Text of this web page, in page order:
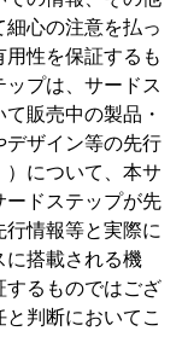
心の注意を払っ
性を保証するも
プは、サードス
販売中の製品・
ザイン等の先行
について、本サ
ドステップが先
情報等と実際に
に搭載される機
るものではござ
判断においてこ